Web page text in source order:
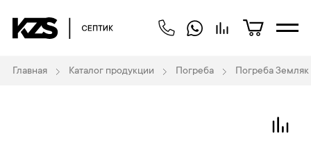
Главная Каталог продукции Погреба Погреба Земляк